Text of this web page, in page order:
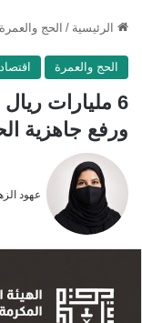
الرئيسية / الحج والعمرة
الحج والعمرة اقتصاد
6 مليارات
ورفع جاهزية الحج
عهود